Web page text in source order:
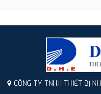
CÔNG TY TNHH THIẾT BỊ